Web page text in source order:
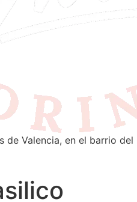
de Valencia, en el barrio